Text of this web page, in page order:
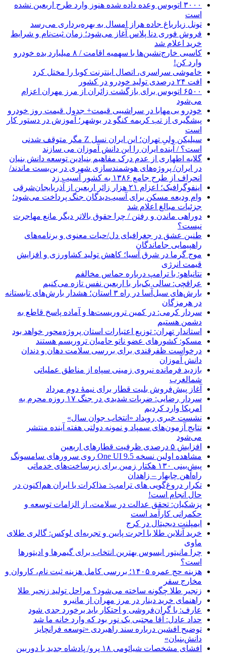
۳۰۰۰ اتوبوس وعده داده شده هنوز وارد طرح اربعین نشده
است
تونل زیارباغ جاده هراز امسال به بهره‌برداری می‌رسد
فروش فوری دنا پلاس آغاز می‌شود؛ زمان ثبت‌نام و شرایط
خرید اعلام شد
کاسبی خارج‌نشین‌ها با سهمیه اقامت / ۸ میلیارد بده خودرو
وارد کن!
خاموشی سراسری، اتصال اینترنت کوبا را مختل کرد
افت ۲۴ درصدی تولید خودرو در کشور
۶۵۰۰ اتوبوس برای بازگشت زائران از مرز مهران اعزام
می‌شود
خودرو بی‌مهابا در سراشیبی قیمت+ جدول قیمت روز خودرو
پیشگیری از تب کریمه کنگو در بوشهر؛ آموزش در دستور کار
است
سیلیکن ولیِ تهران؛ این ایران نسل Z مگر متوقف شدنی
است؟ / آینده ایران را این دانش آموزان می سازند
گلایه اطهاری از عدم درک مفاهیم بنیادین توسعه دانش بنیان
در ایران/ پروژه‌های هوشمندسازی شهری در بن‌بست ماندند/
انحراف از طرح جامع ۱۳۸۶ به کشور آسیب زد
اینفوگرافیک؛ اعزام ۲۱ هزار زائر اربعین از آذربایجان‌شرقی
وام ودیعه مسکن برای آسیب‌دیدگان جنگ پرداخت می‌شود؛
جزئیات مبالغ اعلام شد
دوراهی ماندن و رفتن / چرا حقوق بالاتر دیگر مانع مهاجرت
نیست؟
طنین عشق در جغرافیای دل/حیات معنوی و برنامه‌های
راهپیمایی جاماندگان
موج گرما در شرق آسیا؛ کاهش تولید کشاورزی و افزایش
قیمت انرژی
نتانیاهو: با ترامپ درباره حماس مخالفم
عراقچی: سالی یک‌بار با اربعین نفس تازه می‌کنیم
بارش‌های سیل‌آسا در راه ۳ استان؛ هشدار بارش‌های تابستانه
در هرمزگان
سردار کرمی: در کمین تروریست‌ها و آماده پاسخ قاطع به
دشمن هستیم
استاندار تهران: توزیع اعتبارات استان پروژه‌محور خواهد بود
مسکو: کشورهای عضو ناتو حامیان تروریسم هستند
درخواست ظفرقندی برای بررسی سلامت دهان و دندان
دانش آموزان
بازدید فرمانده نیروی زمینی سپاه از مناطق عملیاتی
شمالغرب
آغاز پیش‌فروش بلیت قطار برای نیمۀ دوم مرداد
سردار رضایی: ضربات شدیدی در جنگ ۱۷ روزه محرم به
امریکا وارد کردیم
نشست خبری رویداد «انتخاب جوان سال»
نتایج آزمون‌های سمپاد و نمونه دولتی هفته آینده منتشر
می‌شود
افزایش ۵ درصدی ظرفیت قطارهای اربعین
مشاهده اولین نسخه One UI 9.5 روی سرورهای سامسونگ
پیش‌بینی ۱۳۰ هکتار زمین برای زیرساخت‌های خدماتی
راه‌آهن چابهار – زاهدان
تکرار دروغ‌گویی های ترامپ: مذاکرات با ایران هم‌اکنون در
حال انجام است!
پزشکیان: تحقق عدالت در سلامت، از الزامات توسعه و
حکمرانی کارآمد است
ایمپلنت دیجیتال در کرج
خرید آنلاین طلا با اجرت پایین و تجربه‌ای لوکس: گالری طلای
ماوی
چرا مانیتور ایسوس بهترین انتخاب برای گیمرها و ادیتورها
است؟
هزینه حج عمره ۱۴۰۵؛ بررسی کامل هزینه ثبت نام، کاروان و
مخارج سفر
زنجیر طلا چگونه ساخته می‌شود؟ مراحل تولید زنجیر طلا
راهنمای خرید دینار در مرز مهران از مانیرو
عارف: با گران‌فروشی و احتکار باید برخورد جدی شود
حداد عادل: آقا مجتبی یک نور بود که وارد خانه ما شد
توضیح افشین درباره سند راهبردی «توسعه فرانچایز
دانش‌بنیان»
افشای مشخصات شیائومی ۱۸ پرو/ پادشاه جدید با دوربین